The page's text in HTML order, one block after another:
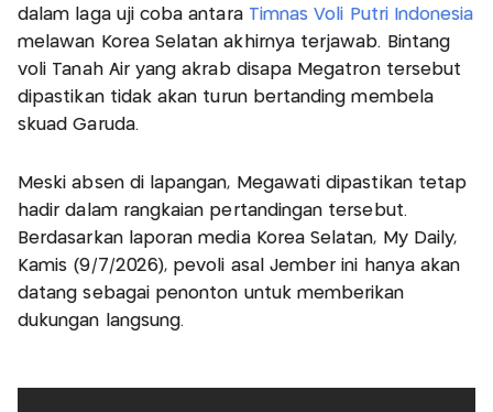
dalam laga uji coba antaraTimnas Voli Putri Indonesia
melawan Korea Selatan akhirnya terjawab. Bintang
voli Tanah Air yang akrab disapa Megatron tersebut
dipastikan tidak akan turun bertanding membela
skuad Garuda.
Meski absen di lapangan, Megawati dipastikan tetap
hadir dalam rangkaian pertandingan tersebut.
Berdasarkan laporan media Korea Selatan, My Daily,
Kamis (9/7/2026), pevoli asal Jember ini hanya akan
datang sebagai penonton untuk memberikan
dukungan langsung.